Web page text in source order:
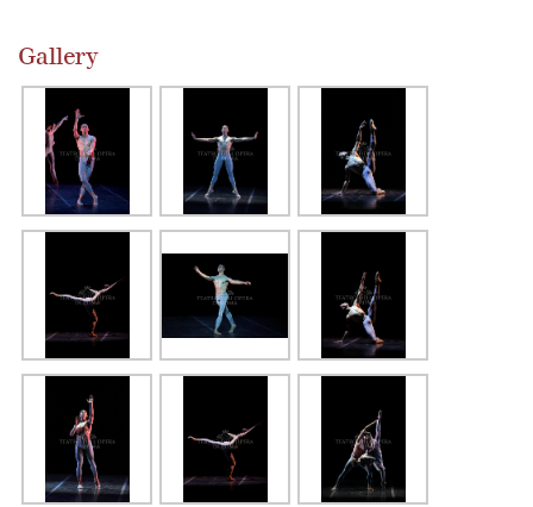
Gallery